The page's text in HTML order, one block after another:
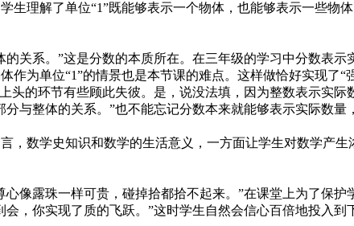
生理解了单位“1”既能够表示一个物体，也能够表示一些物
关系。”这是分数的本质所在。在三年级的学习中分数表
作为单位“1”的情景也是本节课的难点。这样做恰好实现了
头的环节有些顾此失彼。是，说没法填，因为整数表示实际
与整体的关系。”也不能忘记分数本来就能够表示实际数量
，数学史知识和数学的生活意义，一方面让学生对数学产
像露珠一样可贵，碰掉拾都拾不起来。”在课堂上为了保
，你实现了质的飞跃。”这时学生自然会信心百倍地投入到